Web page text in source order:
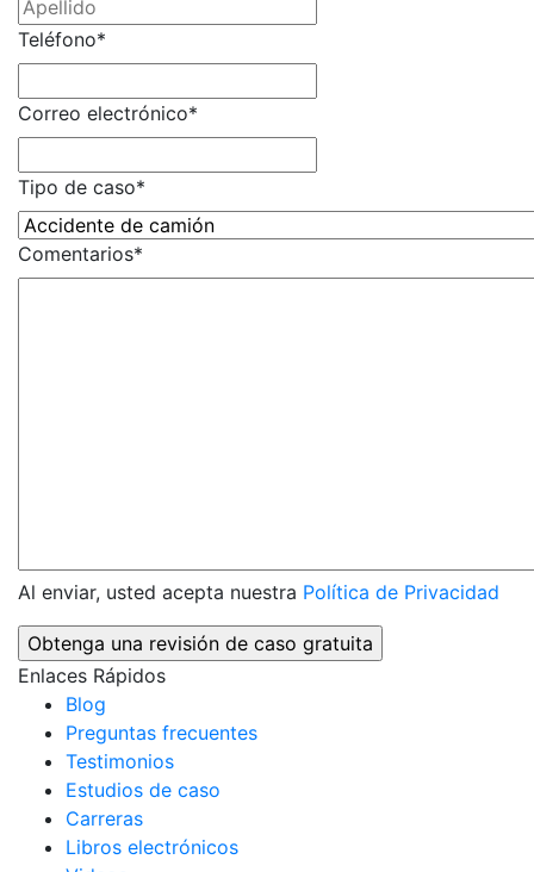
Teléfono*
Correo electrónico*
Tipo de caso*
Comentarios*
Al enviar, usted acepta nuestra Política de Privacidad
Enlaces Rápidos
Blog
Preguntas frecuentes
Testimonios
Estudios de caso
Carreras
Libros electrónicos